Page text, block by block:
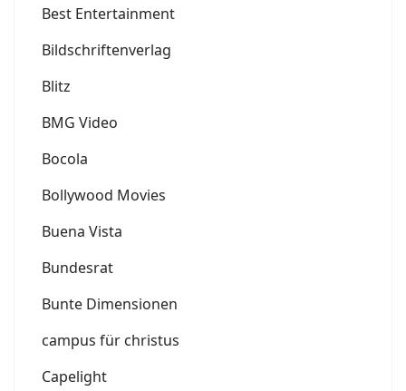
Best Entertainment
Bildschriftenverlag
Blitz
BMG Video
Bocola
Bollywood Movies
Buena Vista
Bundesrat
Bunte Dimensionen
campus für christus
Capelight